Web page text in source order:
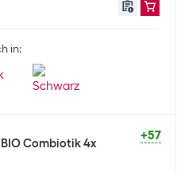
in:
+57
Combiotik 4x